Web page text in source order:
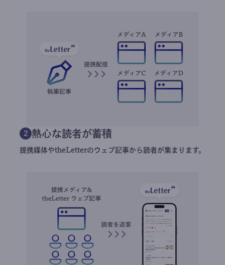
2 熱心な読者が蓄積
提携媒体やtheLetterのウェブ記事から読者が集まります。